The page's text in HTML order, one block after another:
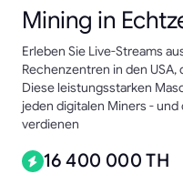
Mining in
Erleben Sie Live-Streams
Rechenzentren in den USA,
Diese leistungsstarken
jeden digitalen Miners - und
verdienen
16 400 000 TH